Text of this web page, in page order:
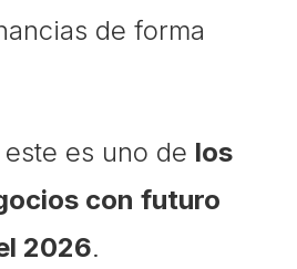
de forma
es uno de los
con futuro
2026.